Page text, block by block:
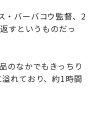
・バーバコウ監督、2
すというものだっ
のなかでもきっちり
れており、約1時間